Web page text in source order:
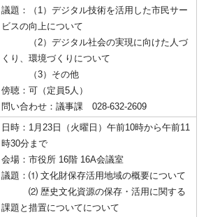
議題：（1）デジタル技術を活用した市民サー
ビスの向上について
（2）デジタル社会の実現に向けた人づ
くり、環境づくりについて
（3）その他
傍聴：可（定員5人）
問い合わせ：議事課 028-632-2609
日時：1月23日（火曜日）午前10時から午前11
時30分まで
会場：市役所 16階 16A会議室
議題：⑴ 文化財保存活用地域の概要について
⑵ 歴史文化資源の保存・活用に関する
課題と措置についてについて